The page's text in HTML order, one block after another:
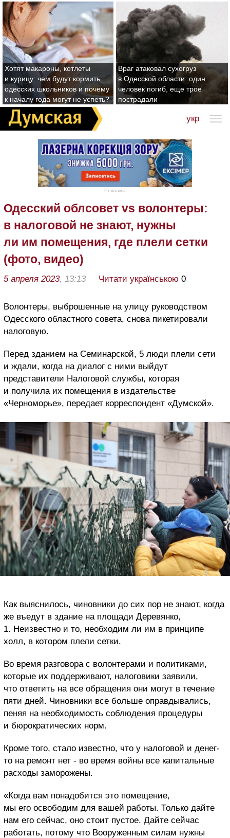
Хотят макароны, котлеты
и курицу: чем будут кормить
одесских школьников и почему
к началу года могут не успеть?
Враг атаковал сухогруз
в Одесской области: один
человек погиб, еще трое
пострадали
укр
Реклама
Одесский облсовет vs волонтеры:
в налоговой не знают, нужны
ли им помещения, где плели сетки
(фото, видео)
5 апреля 2023, 13:13 Читати українською 0
Волонтеры, выброшенные на улицу руководством
Одесского областного совета, снова пикетировали
налоговую.
Перед зданием на Семинарской, 5 люди плели сети
и ждали, когда на диалог с ними выйдут
представители Налоговой службы, которая
и получила их помещения в издательстве
«Черноморье», передает корреспондент «Думской».
Как выяснилось, чиновники до сих пор не знают, когда
же въедут в здание на площади Деревянко,
1. Неизвестно и то, необходим ли им в принципе
холл, в котором плели сетки.
Во время разговора с волонтерами и политиками,
которые их поддерживают, налоговики заявили,
что ответить на все обращения они могут в течение
пяти дней. Чиновники все больше оправдывались,
пеняя на необходимость соблюдения процедуры
и бюрократических норм.
Кроме того, стало известно, что у налоговой и денег-
то на ремонт нет - во время войны все капитальные
расходы заморожены.
«Когда вам понадобится это помещение,
мы его освободим для вашей работы. Только дайте
нам его сейчас, оно стоит пустое. Дайте сейчас
работать, потому что Вооруженным силам нужны